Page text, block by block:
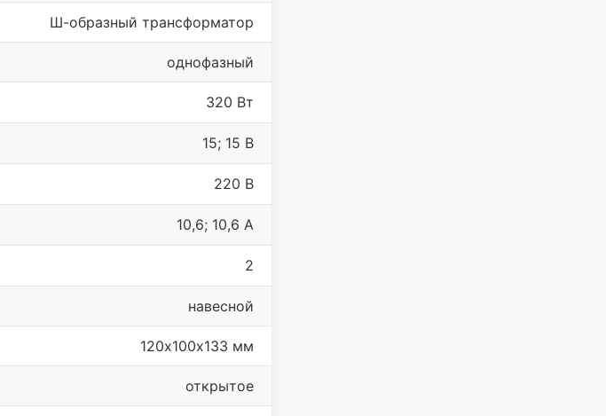
Ш-образный трансформатор
однофазный
320 Вт
15; 15 В
220 В
10,6; 10,6 А
2
навесной
120х100х133 мм
открытое